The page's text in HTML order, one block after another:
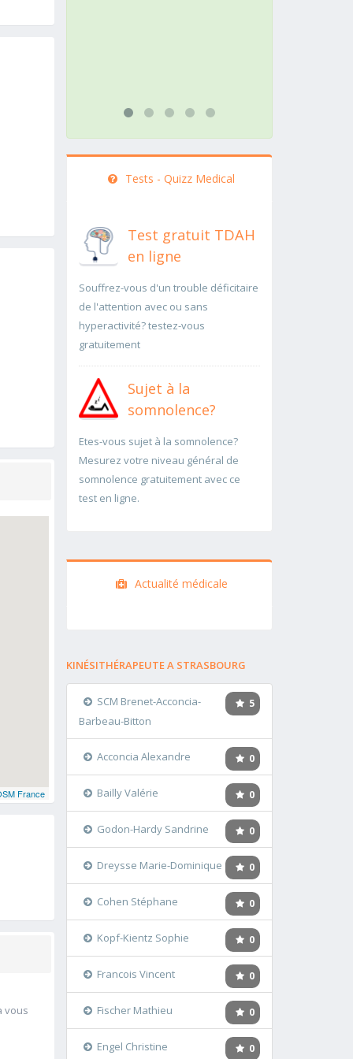
France
vous
Tests - Quizz Medical
Test gratuit TDAH
en ligne
Souffrez-vous d'un trouble déficitaire
de l'attention avec ou sans
hyperactivité? testez-vous
gratuitement
Sujet à la
somnolence?
Etes-vous sujet à la somnolence?
Mesurez votre niveau général de
somnolence gratuitement avec ce
test en ligne.
Actualité médicale
KINÉSITHÉRAPEUTE A STRASBOURG
5
SCM Brenet-Acconcia-
Barbeau-Bitton
0
Acconcia Alexandre
0
Bailly Valérie
0
Godon-Hardy Sandrine
0
Dreysse Marie-Dominique
0
Cohen Stéphane
0
Kopf-Kientz Sophie
0
Francois Vincent
0
Fischer Mathieu
0
Engel Christine